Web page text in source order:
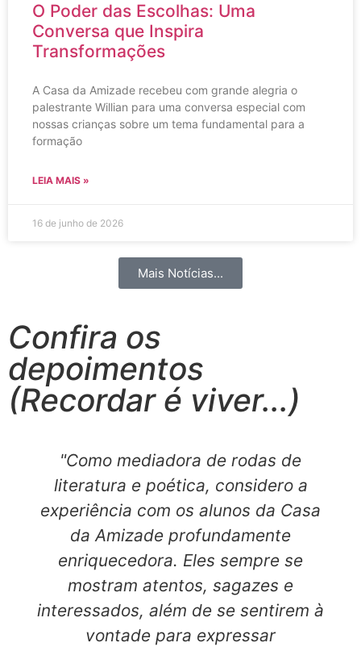
O Poder das Escolhas: Uma
Conversa que Inspira
Transformações
A Casa da Amizade recebeu com grande alegria o
palestrante Willian para uma conversa especial com
nossas crianças sobre um tema fundamental para a
formação
LEIA MAIS »
16 de junho de 2026
Mais Notícias...
Confira os
depoimentos
(Recordar é viver...)
"Como mediadora de rodas de
literatura e poética, considero a
experiência com os alunos da Casa
da Amizade profundamente
enriquecedora. Eles sempre se
mostram atentos, sagazes e
interessados, além de se sentirem à
vontade para expressar